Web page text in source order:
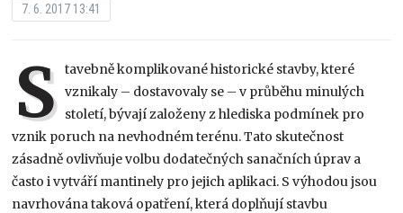
7. 6. 2017 13:41
S tavebně komplikované historické stavby, které
vznikaly – dostavovaly se – v průběhu minulých
století, bývají založeny z hlediska podmínek pro
vznik poruch na nevhodném terénu. Tato skutečnost
zásadně ovlivňuje volbu dodatečných sanačních úprav a
často i vytváří mantinely pro jejich aplikaci. S výhodou jsou
navrhována taková opatření, která doplňují stavbu